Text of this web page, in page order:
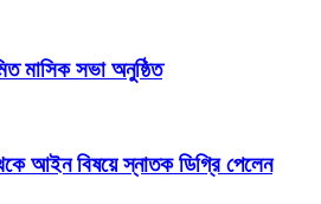
মাসিক সভা অনুষ্ঠিত
আইন বিষয়ে স্নাতক ডিগ্রি পেলেন